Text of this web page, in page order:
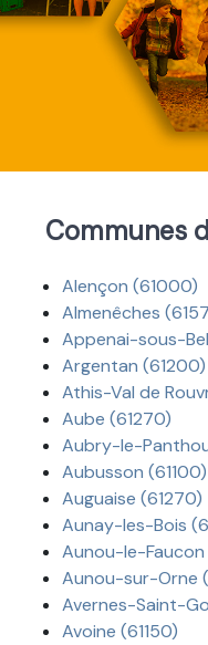
Communes
Alençon (61000)
Almenêches
Appenai-sous-
Argentan (61200)
Athis-Val de
Aube (61270)
Aubry-le-
Aubusson (61100)
Auguaise (61270)
Aunay-les-Bois
Aunou-le-Faucon
Aunou-sur-Orne
Avernes-Saint-
Avoine (61150)